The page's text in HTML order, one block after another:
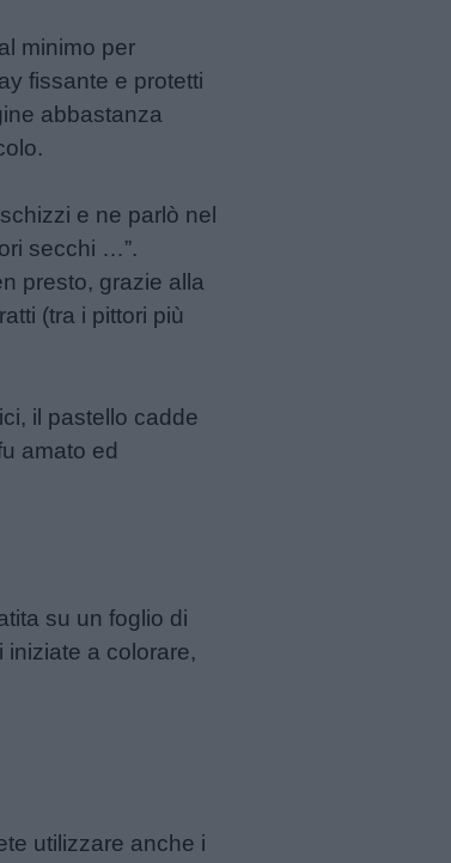
minimo per
fissante e protetti
abbastanza
e ne parlò nel
secchi …”.
presto, grazie alla
(tra i pittori più
il pastello cadde
amato ed
su un foglio di
iniziate a colorare,
utilizzare anche i